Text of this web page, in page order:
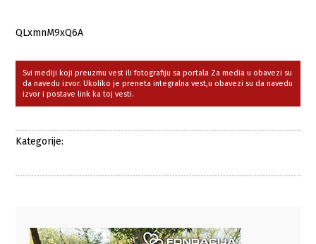
QLxmnM9xQ6A
Svi mediji koji preuzmu vest ili fotografiju sa portala Za media u obavezi su
da navedu izvor. Ukoliko je preneta integralna vest,u obavezi su da navedu
izvor i postave link ka toj vesti.
Kategorije: